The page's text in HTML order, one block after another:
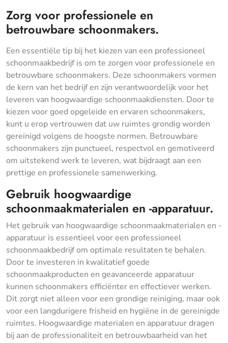
Zorg voor professionele en
betrouwbare schoonmakers.
Een essentiële tip bij het kiezen van een professioneel
schoonmaakbedrijf is om te zorgen voor professionele en
betrouwbare schoonmakers. Deze schoonmakers vormen
de kern van het bedrijf en zijn verantwoordelijk voor het
leveren van hoogwaardige schoonmaakdiensten. Door te
kiezen voor goed opgeleide en ervaren schoonmakers,
kunt u erop vertrouwen dat uw ruimtes grondig worden
gereinigd volgens de hoogste normen. Betrouwbare
schoonmakers zijn punctueel, respectvol en gemotiveerd
om uitstekend werk te leveren, wat bijdraagt aan een
prettige en professionele samenwerking.
Gebruik hoogwaardige
schoonmaakmaterialen en -apparatuur.
Het gebruik van hoogwaardige schoonmaakmaterialen en -
apparatuur is essentieel voor een professioneel
schoonmaakbedrijf om optimale resultaten te behalen.
Door te investeren in kwalitatief goede
schoonmaakproducten en geavanceerde apparatuur
kunnen schoonmakers efficiënter en effectiever werken.
Dit zorgt niet alleen voor een grondige reiniging, maar ook
voor een langdurigere frisheid en hygiëne in de gereinigde
ruimtes. Hoogwaardige materialen en apparatuur dragen
bij aan de professionaliteit en betrouwbaarheid van het